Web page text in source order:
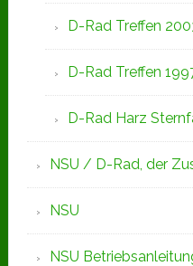
D-Rad Treffen
D-Rad Treffen
D-Rad Harz
NSU / D-Rad, der
NSU
NSU